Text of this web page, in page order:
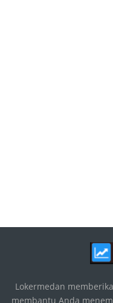
Lokermedan
membantu Anda